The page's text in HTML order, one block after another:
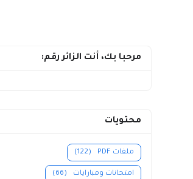
مرحبا بك، أنت الزائر رقم:
محتويات
ملفات PDF (122)
امتحانات ومبارايات (66)